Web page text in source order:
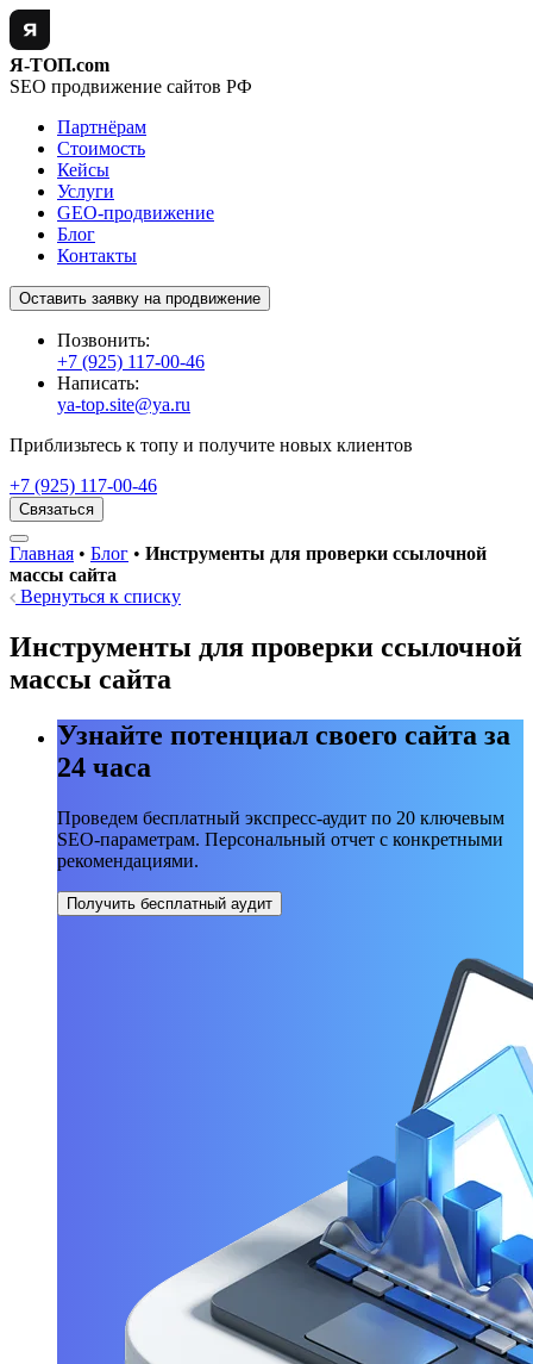
Я-ТОП.com
SEO продвижение сайтов РФ
Партнёрам
Стоимость
Кейсы
Услуги
GEO-продвижение
Блог
Контакты
Оставить заявку на продвижение
Позвонить:
+7 (925) 117-00-46
Написать:
ya-top.site@ya.ru
Приблизьтесь к топу и получите новых клиентов
+7 (925) 117-00-46
Связаться
Главная • Блог • Инструменты для проверки ссылочной
массы сайта
Вернуться к списку
Инструменты для проверки ссылочной
массы сайта
Узнайте потенциал своего сайта за
24 часа
Проведем бесплатный экспресс-аудит по 20 ключевым
SEO-параметрам. Персональный отчет с конкретными
рекомендациями.
Получить бесплатный аудит